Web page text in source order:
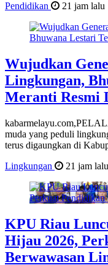
Pendidikan
21 jam lalu
Wujudkan
Lingkungan,
Meranti Resmi
muda yang peduli
terus digaungkan di
Lingkungan
21 jam lalu
KPU Riau
Hijau 2026,
Berwawasan